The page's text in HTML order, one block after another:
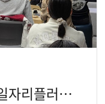
고려대 세종캠퍼스 대학일자리플러스센터, 2025년 대학생 대상 우수 중소기업 진로가이드 교